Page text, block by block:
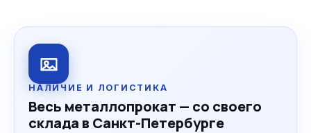
НАЛИЧИЕ И ЛОГИСТИКА
Весь металлопрокат — со своего
склада в Санкт-Петербурге